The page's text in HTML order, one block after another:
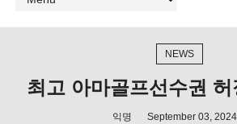
NEWS
최고 아마골프선수권
익명 September 03, 2024